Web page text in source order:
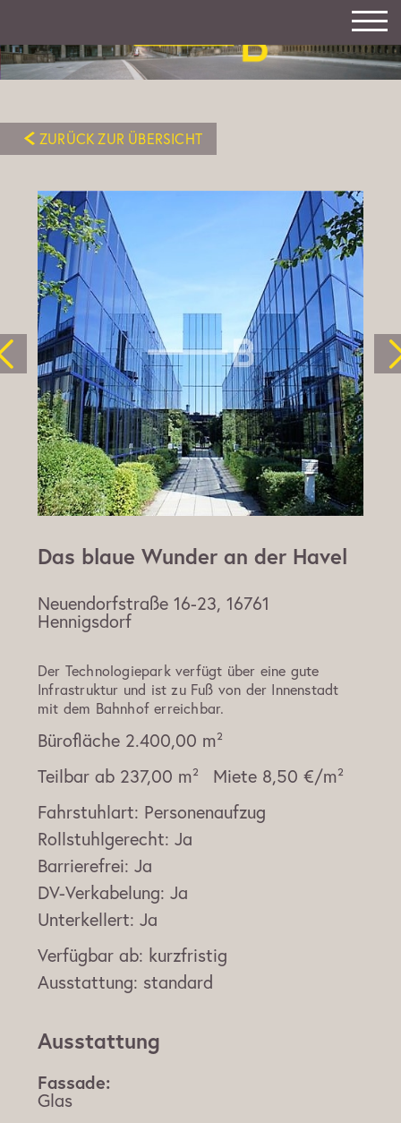
ZURÜCK ZUR ÜBERSICHT
Das blaue Wunder an der Havel
Neuendorfstraße 16-23, 16761
Hennigsdorf
Der Technologiepark verfügt über eine gute
Infrastruktur und ist zu Fuß von der Innenstadt
mit dem Bahnhof erreichbar.
Bürofläche 2.400,00 m²
Teilbar ab 237,00 m² Miete 8,50 €/m²
Fahrstuhlart: Personenaufzug
Rollstuhlgerecht: Ja
Barrierefrei: Ja
DV-Verkabelung: Ja
Unterkellert: Ja
Verfügbar ab: kurzfristig
Ausstattung: standard
Ausstattung
Fassade:
Glas